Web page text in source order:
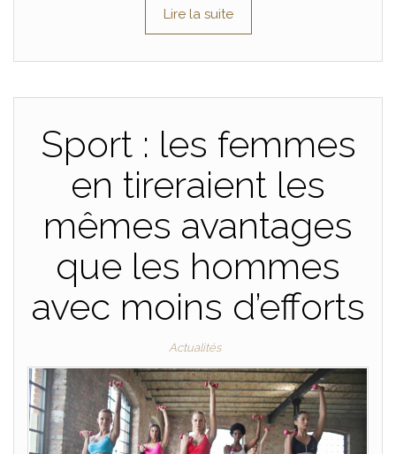
Lire la suite
Sport : les femmes
en tireraient les
mêmes avantages
que les hommes
avec moins d’efforts
Actualités